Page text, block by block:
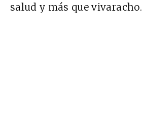
salud y más que vivaracho.